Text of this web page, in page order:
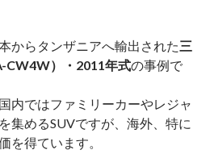
からタンザニアへ輸出された三
CW4W）・2011年式の事例で
内ではファミリーカーやレジャ
集めるSUVですが、海外、特に
を得ています。